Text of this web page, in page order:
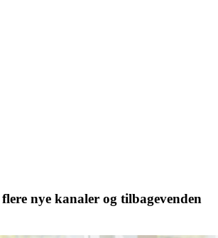
nye kanaler og tilbagevenden